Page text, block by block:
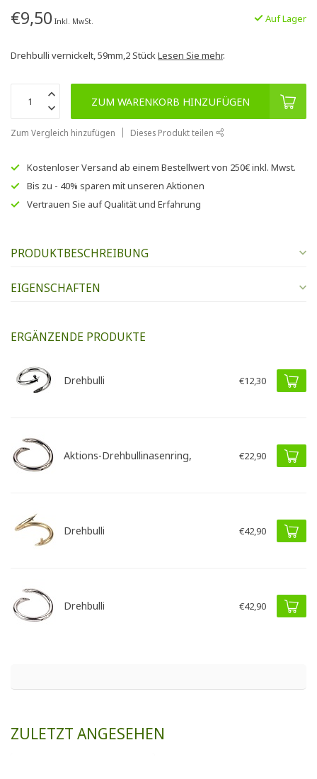
€9,50 Inkl. MwSt. Auf Lager
Drehbulli vernickelt, 59mm,2 StückLesen Sie mehr.
ZUM WARENKORB HINZUFÜGEN
Zum Vergleich hinzufügen Dieses Produkt teilen
Kostenloser Versand ab einem Bestellwert von 250€inkl. Mwst.
Bis zu - 40% sparen mit unseren Aktionen
Vertrauen Sie aufQualität und Erfahrung
PRODUKTBESCHREIBUNG
EIGENSCHAFTEN
ERGÄNZENDE PRODUKTE
Drehbulli €12,30
Aktions-Drehbullinasenring, €22,90
Drehbulli €42,90
Drehbulli €42,90
ZULETZT ANGESEHEN